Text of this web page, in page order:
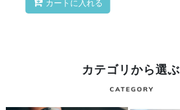
カートに入れる
カテゴリから選ぶ